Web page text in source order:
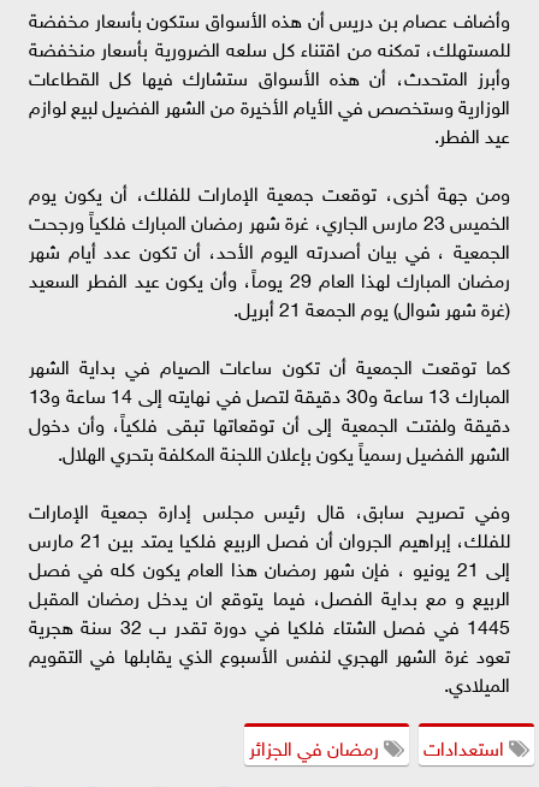
وأضاف عصام بن دريس أن هذه الأسواق ستكون بأسعار مخفضة
للمستهلك، تمكنه من اقتناء كل سلعه الضرورية بأسعار منخفضة
وأبرز المتحدث، أن هذه الأسواق ستشارك فيها كل القطاعات
الوزارية وستخصص في الأيام الأخيرة من الشهر الفضيل لبيع لوازم
عيد الفطر.
ومن جهة أخرى، توقعت جمعية الإمارات للفلك، أن يكون يوم
الخميس 23 مارس الجاري، غرة شهر رمضان المبارك فلكياً ورجحت
الجمعية ، في بيان أصدرته اليوم الأحد، أن تكون عدد أيام شهر
رمضان المبارك لهذا العام 29 يوماً، وأن يكون عيد الفطر السعيد
(غرة شهر شوال) يوم الجمعة 21 أبريل.
كما توقعت الجمعية أن تكون ساعات الصيام في بداية الشهر
المبارك 13 ساعة و30 دقيقة لتصل في نهايته إلى 14 ساعة و13
دقيقة ولفتت الجمعية إلى أن توقعاتها تبقى فلكياً، وأن دخول
الشهر الفضيل رسمياً يكون بإعلان اللجنة المكلفة بتحري الهلال.
وفي تصريح سابق، قال رئيس مجلس إدارة جمعية الإمارات
للفلك، إبراهيم الجروان أن فصل الربيع فلكيا يمتد بين 21 مارس
إلى 21 يونيو ، فإن شهر رمضان هذا العام يكون كله في فصل
الربيع و مع بداية الفصل، فيما يتوقع ان يدخل رمضان المقبل
1445 في فصل الشتاء فلكيا في دورة تقدر ب 32 سنة هجرية
تعود غرة الشهر الهجري لنفس الأسبوع الذي يقابلها في التقويم
الميلادي.
استعدادات
رمضان في الجزائر